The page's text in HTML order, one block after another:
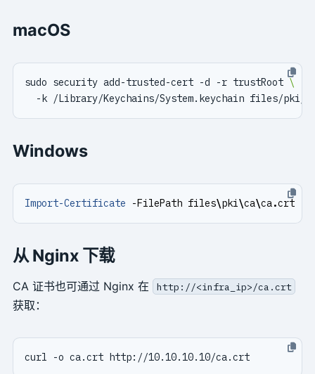
macOS
sudo security add-trusted-cert -d -r trustRoot
Windows
Import-Certificate -FilePath files\pki \ca\ca .crt
从 Nginx 下载
CA 证书也可通过 Nginx 在 http://<infra_ip>/ca.crt
获取：
curl -o ca.crt http://10.10.10.10/ca.crt